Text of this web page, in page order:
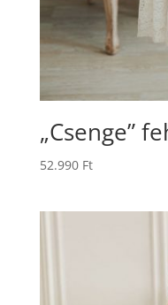
„Csenge”
52.990 Ft